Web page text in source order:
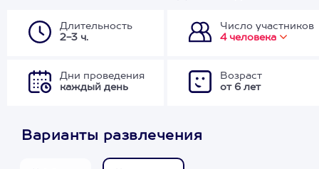
Длительность
2-3 ч.
Число участников
4 человека
Дни проведения
каждый день
Возраст
от 6 лет
Варианты развлечения